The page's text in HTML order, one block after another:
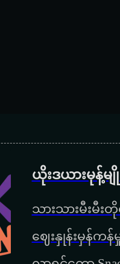
ယိုးဒယားမုန့်
သားသားမီးမီး
ဈေးနှုန်းမှန်က